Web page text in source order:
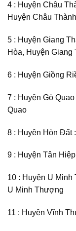
4 : Huyện Châu
Huyện Châu Thành
5 : Huyện Giang
Hòa, Huyện Giang
6 : Huyện Giồng
7 : Huyện Gò
Quao
8 : Huyện Hòn Đất
9 : Huyện Tân
10 : Huyện U
U Minh Thượng
11 : Huyện Vĩnh